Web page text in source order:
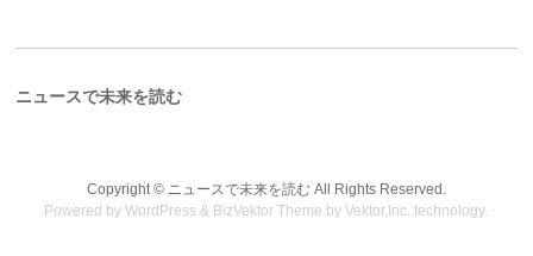
ニュースで未来を読む
Copyright © ニュースで未来を読むAll Rights Reserved.
Powered byWordPress & BizVektor Theme by Vektor,Inc. technology.